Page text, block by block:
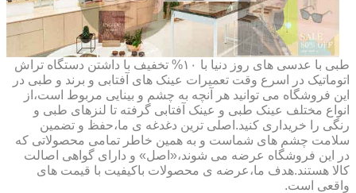
طبی با عدسی های روز دنیا با ۱۰% تخفیف با داشتن دستگاه تراش
اتوماتیک در اسرع وقت تعمیرات عینک های آفتابی و برند و طبی در
این فروشگاه می توانید هر آنچه به چشم و بینایی مربوط است،از
انواع مختلف عینک طبی و عینک آفتابی گرفته تا لنزهای طبی و
رنگی را خریداری کنید.اصلی ترین دغدغه ی ما،حفظ و تضمین
سلامت چشم های شماست و به همین خاطر تمامی محصولاتی که
در این فروشگاه عرضه می شوند،«اصل» و دارای گواهی اصالت
کالا هستند.هدف ما،عرضه ی محصولات باکیفیت با قیمت های
واقعی است.